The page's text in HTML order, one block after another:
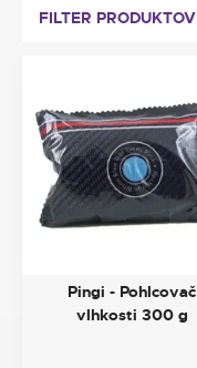
FILTER PRODUKTOV
Pingi - Pohlcovač
vlhkosti 300 g